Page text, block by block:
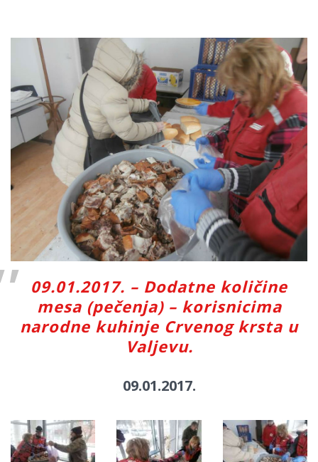
09.01.2017. – Dodatne količine
mesa (pečenja) – korisnicima
narodne kuhinje Crvenog krsta u
Valjevu.
09.01.2017.